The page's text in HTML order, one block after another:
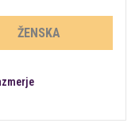
ŽENSKA